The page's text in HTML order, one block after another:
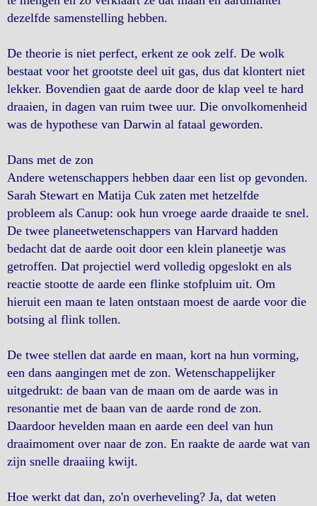
dezelfde samenstelling hebben.
De theorie is niet perfect, erkent ze ook zelf. De wolk
bestaat voor het grootste deel uit gas, dus dat klontert niet
lekker. Bovendien gaat de aarde door de klap veel te hard
draaien, in dagen van ruim twee uur. Die onvolkomenheid
was de hypothese van Darwin al fataal geworden.
Dans met de zon
Andere wetenschappers hebben daar een list op gevonden.
Sarah Stewart en Matija Cuk zaten met hetzelfde
probleem als Canup: ook hun vroege aarde draaide te snel.
De twee planeetwetenschappers van Harvard hadden
bedacht dat de aarde ooit door een klein planeetje was
getroffen. Dat projectiel werd volledig opgeslokt en als
reactie stootte de aarde een flinke stofpluim uit. Om
hieruit een maan te laten ontstaan moest de aarde voor die
botsing al flink tollen.
De twee stellen dat aarde en maan, kort na hun vorming,
een dans aangingen met de zon. Wetenschappelijker
uitgedrukt: de baan van de maan om de aarde was in
resonantie met de baan van de aarde rond de zon.
Daardoor hevelden maan en aarde een deel van hun
draaimoment over naar de zon. En raakte de aarde wat van
zijn snelle draaiing kwijt.
Hoe werkt dat dan, zo'n overheveling? Ja, dat weten